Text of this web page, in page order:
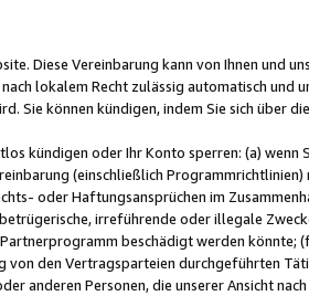
Diese Vereinbarung kann von Ihnen und
lokalem Recht zulässig automatisch und
Sie können kündigen, indem Sie sich über
kündigen oder Ihr Konto sperren: (a) wenn
(einschließlich Programmrichtlinien)
oder Haftungsansprüchen im
irreführende oder illegale
beschädigt werden könnte;
von den Vertragsparteien durchgeführten
anderen Personen, die unserer Ansicht